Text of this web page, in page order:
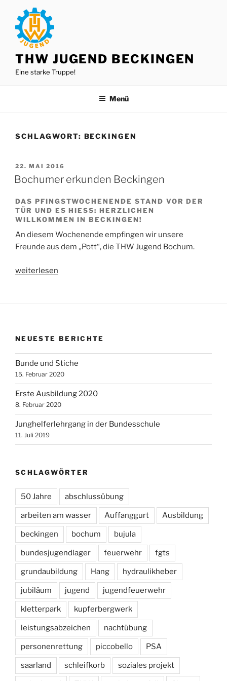
Inhalt
springen
THW JUGEND BECKINGEN
Eine starke Truppe!
Menü
SCHLAGWORT: BECKINGEN
VERÖFFENTLICHT
AM
22. MAI 2016
Bochumer erkunden Beckingen
DAS PFINGSTWOCHENENDE STAND VOR DER
TÜR UND ES HIESS: HERZLICHEN W
ILLKOMMEN IN BECKINGEN!
An diesem Wochenende empfingen wir unsere
Freunde aus dem „Pott“, die THW Jugend Bochum.
„Bochumer
weiterlesen
NEUESTE BERICHTE
Bunde und Stiche
15. Februar 2020
Erste Ausbildung 2020
8. Februar 2020
Junghelferlehrgang in der Bundesschule
11. Juli 2019
SCHLAGWÖRTER
50 Jahre abschlussübung
arbeiten am wasser Auffanggurt Ausbildung
beckingen bochum bujula
bundesjugendlager feuerwehr fgts
grundaubildung Hang hydraulikheber
jubiläum jugend jugendfeuerwehr
kletterpark kupferbergwerk
leistungsabzeichen nachtübung
personenrettung piccobello PSA
saarland schleifkorb soziales projekt